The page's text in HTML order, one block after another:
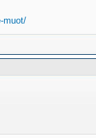
muot/